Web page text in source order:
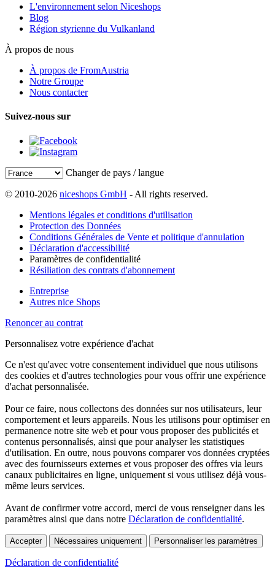
L'environnement selon Niceshops
Blog
Région styrienne du Vulkanland
À propos de nous
À propos de FromAustria
Notre Groupe
Nous contacter
Suivez-nous sur
Changer de pays / langue
© 2010-2026 niceshops GmbH - All rights reserved.
Mentions légales et conditions d'utilisation
Protection des Données
Conditions Générales de Vente et politique d'annulation
Déclaration d'accessibilité
Paramètres de confidentialité
Résiliation des contrats d'abonnement
Entreprise
Autres nice Shops
Renoncer au contrat
Personnalisez votre expérience d'achat
Ce n'est qu'avec votre consentement individuel que nous utilisons
des cookies et d'autres technologies pour vous offrir une expérience
d'achat personnalisée.
Pour ce faire, nous collectons des données sur nos utilisateurs, leur
comportement et leurs appareils. Nous les utilisons pour optimiser en
permanence notre site web et pour vous proposer des publicités et
contenus personnalisés, ainsi que pour analyser les statistiques
d'utilisation. En outre, nous pouvons comparer vos données cryptées
avec des fournisseurs externes et vous proposer des offres via leurs
canaux publicitaires en ligne, uniquement si vous utilisez déjà vous-
même leurs services.
Avant de confirmer votre accord, merci de vous renseigner dans les
paramètres ainsi que dans notre Déclaration de confidentialité.
Accepter Nécessaires uniquement Personnaliser les paramètres
Déclaration de confidentialité